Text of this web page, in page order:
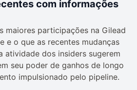
com informações
maiores participações na Gilead
e o que as recentes mudanças
atividade dos insiders sugerem
seu poder de ganhos de longo
impulsionado pelo pipeline.